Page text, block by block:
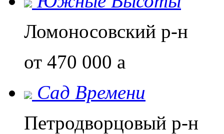
Ломоносовский р-н
от 470 000 a
Сад Времени
Петродворцовый р-н